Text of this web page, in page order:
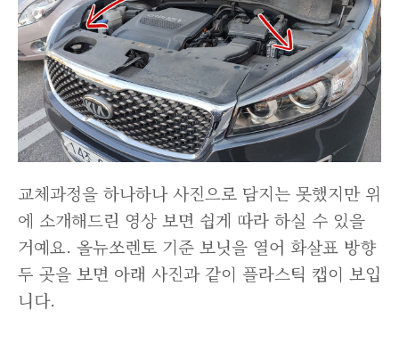
교체과정을 하나하나 사진으로 담지는 못했지만 위
에 소개해드린 영상 보면 쉽게 따라 하실 수 있을
거예요. 올뉴쏘렌토 기준 보닛을 열어 화살표 방향
두 곳을 보면 아래 사진과 같이 플라스틱 캡이 보입
니다.